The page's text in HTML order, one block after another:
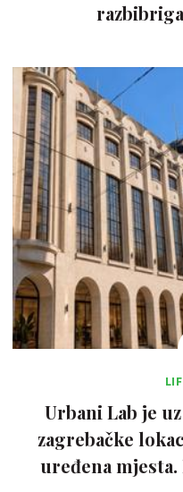
Urbani Lab je
zagrebačke
uređena mjesta.